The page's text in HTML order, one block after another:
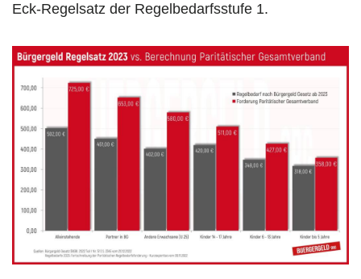
Eck-Regelsatz der Regelbedarfsstufe 1.